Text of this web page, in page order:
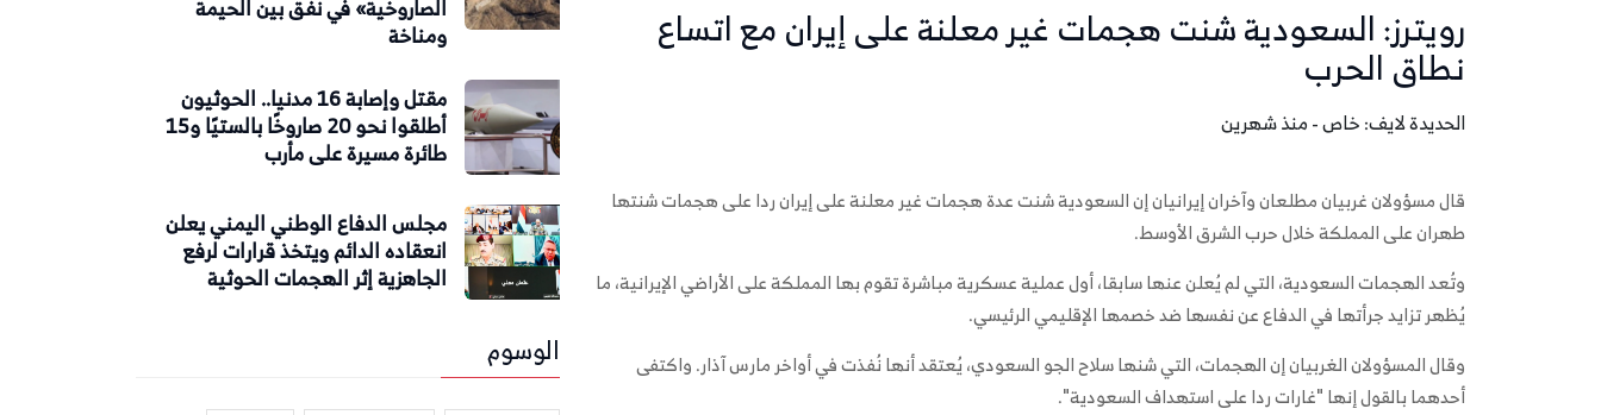
رويترز: السعودية شنت هجمات غير معلنة على إيران مع اتساع
نطاق الحرب
الحديدة لايف: خاص - منذ شهرين
قال مسؤولان غربيان مطلعان وآخران إيرانيان إن السعودية شنت عدة هجمات غير معلنة على إيران ردا على هجمات شنتها
طهران على المملكة خلال حرب الشرق الأوسط.
وتُعد الهجمات السعودية، التي لم يُعلن عنها سابقا، أول عملية عسكرية مباشرة تقوم بها المملكة على الأراضي الإيرانية، ما
يُظهر تزايد جرأتها في الدفاع عن نفسها ضد خصمها الإقليمي الرئيسي.
وقال المسؤولان الغربيان إن الهجمات، التي شنها ​سلاح الجو السعودي، يُعتقد أنها نُفذت في أواخر مارس آذار. واكتفى
أحدهما بالقول إنها "غارات ردا على استهداف السعودية".
الصاروخية» في نفق بين الحيمة
ومناخة
مقتل وإصابة 16 مدنيا.. الحوثيون
أطلقوا نحو 20 صاروخًا بالستيًا و15
طائرة مسيرة على مأرب
مجلس الدفاع الوطني اليمني يعلن
انعقاده الدائم ويتخذ قرارات لرفع
الجاهزية إثر الهجمات الحوثية
الوسوم